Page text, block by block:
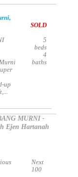
up
SOLD
5
beds
4
baths
MURNI -
Ejen Hartanah
Next
100